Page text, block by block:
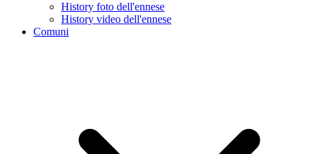
History foto dell'ennese
History video dell'ennese
Comuni